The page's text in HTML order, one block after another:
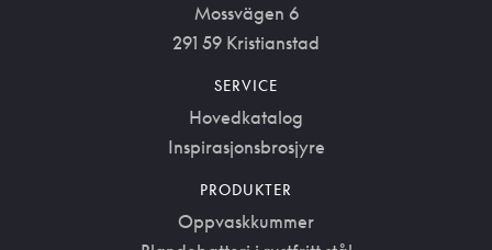
Mossvägen 6
291 59 Kristianstad
SERVICE
Hovedkatalog
Inspirasjonsbrosjyre
PRODUKTER
Oppvaskkummer